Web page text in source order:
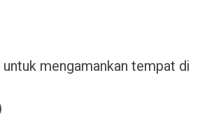
mengamankan tempat di